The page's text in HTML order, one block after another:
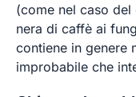
(come nel caso
nera di caffè ai
contiene in genere
improbabile che